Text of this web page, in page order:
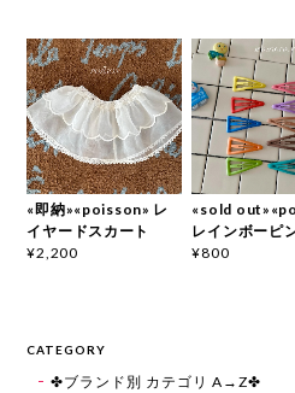
«即納»«poisson» レ
イヤードスカート
¥2,200
«sold
レインボーピ
¥800
CATEGORY
✤ブランド別 カテゴリ A→Z✤